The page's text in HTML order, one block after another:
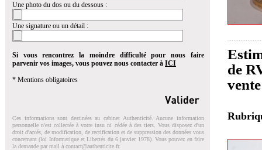
Une photo du dos ou du dessous :
Une signature ou un détail :
Si vous rencontrez la moindre difficulté pour nous faire
parvenir vos images, vous pouvez nous contacter à ICI
* Mentions obligatoires
Ces informations sont destinées au cabinet Authenticité. Aucune information
personnelle n'est collectée à votre insu ni cédée à des tiers. Vous disposez d'un
droit d'accés, de modification, de rectification et de suppression des données vous
concernant (loi Informatique et Libertés du 6 janvier 1978). Vous pouvez en faire
la demande par mail à contact@authenticite.fr.
de